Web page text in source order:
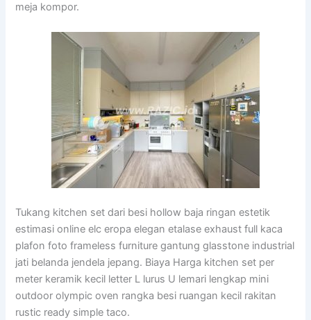
meja kompor.
Tukang kitchen set dari besi hollow baja ringan estetik
estimasi online elc eropa elegan etalase exhaust full kaca
plafon foto frameless furniture gantung glasstone industrial
jati belanda jendela jepang. Biaya Harga kitchen set per
meter keramik kecil letter L lurus U lemari lengkap mini
outdoor olympic oven rangka besi ruangan kecil rakitan
rustic ready simple taco.